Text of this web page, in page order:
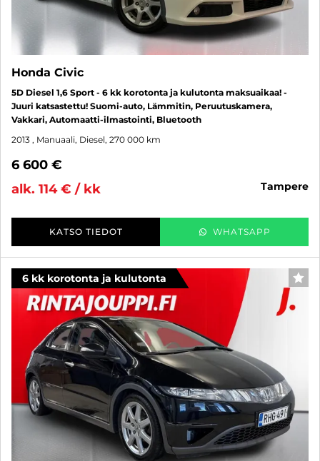
Honda Civic
5D Diesel 1,6 Sport - 6 kk korotonta ja kulutonta maksuaikaa! -
Juuri katsastettu! Suomi-auto, Lämmitin, Peruutuskamera,
Vakkari, Automaatti-ilmastointi, Bluetooth
2013 , Manuaali, Diesel, 270 000 km
6 600 €
alk. 114 € / kk
tampere
KATSO TIEDOT WHATSAPP
6 kk korotonta ja kulutonta